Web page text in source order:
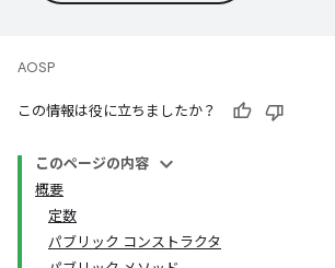
AOSP
この情報は役に立ちましたか？
このページの内容
概要
定数
パブリック コンストラクタ